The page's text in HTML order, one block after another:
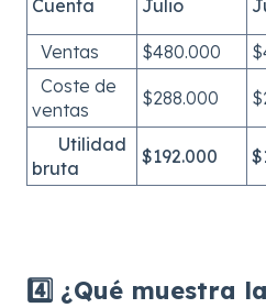
Cuenta Julio
Ventas
$480.000
Coste de
ventas
$288.000
Utilidad
bruta
$192.000
4️⃣ ¿Qué muestra